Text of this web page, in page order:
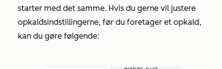
starter med det samme. Hvis du gerne vil justere
opkaldsindstillingerne, før du foretager et opkald,
kan du gøre følgende: